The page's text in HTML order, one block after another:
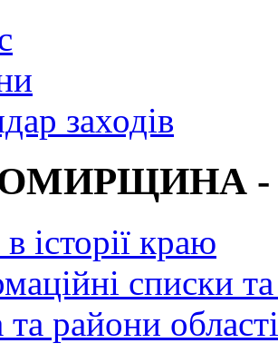
заходів
-
історії краю
списки
та райони області